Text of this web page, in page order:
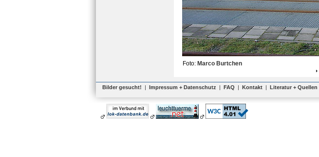
Foto: Marco Burtchen
Bilder gesucht! | Impressum + Datenschutz | FAQ | Kontakt | Literatur + Quellen